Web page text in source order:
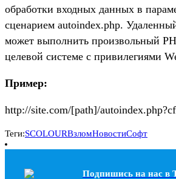
обработки входных данных в
сценарием autoindex.php.
может выполнить произвольный
целевой системе с привилегиями
Пример:
http://site.com/[path]/
Теги:SCOLOURВзломНовостиСофт
Подпишись на наc в